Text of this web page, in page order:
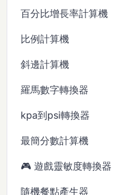
百分比增長率計算機
比例計算機
斜邊計算機
羅馬數字轉換器
kpa到psi轉換器
最簡分數計算機
🎮 遊戲靈敏度轉換器
隨機餐點產生器